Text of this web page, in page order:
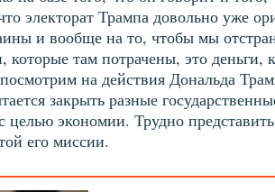
электорат Трампа довольно уже
и вообще на то, чтобы мы
которые там потрачены, это
на действия Дональда
закрыть разные
целью экономии. Трудно
его миссии.